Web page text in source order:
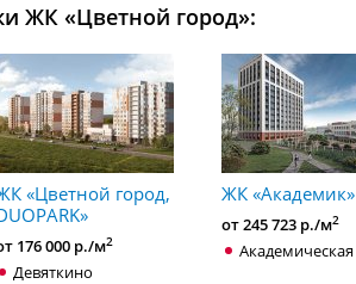
ЖК «Цветной город»:
«Цветной город,
176 000 р./м2
Девяткино
ЖК «Академик»
от 245 723 р./м2
Академическая